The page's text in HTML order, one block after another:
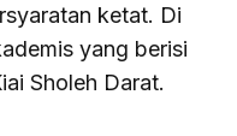
ketat. Di
yang berisi
Sholeh Darat.